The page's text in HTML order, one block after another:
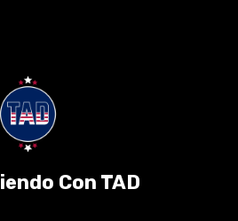
Con TAD